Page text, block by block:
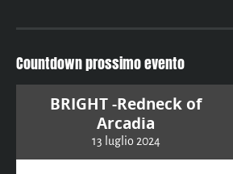
Countdown prossimo evento
BRIGHT -Redneck of
Arcadia
13 luglio 2024